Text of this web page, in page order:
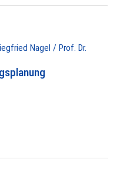
Nagel / Prof. Dr.